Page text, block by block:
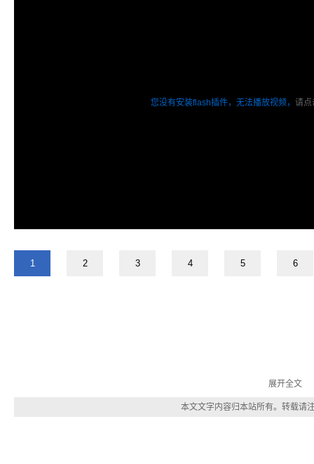
您没有安装flash插件，无法播放视频， 请点
展开全文
本文文字内容归本站所有。转载请